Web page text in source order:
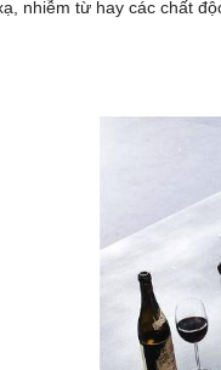
nhiễm từ hay các chất